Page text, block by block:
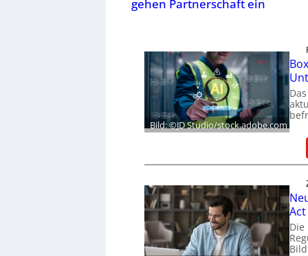
gehen Partnerschaft ein
Bild: ©JD Studio/stock.adobe.com
Act
Die